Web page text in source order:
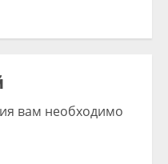
вам необходимо